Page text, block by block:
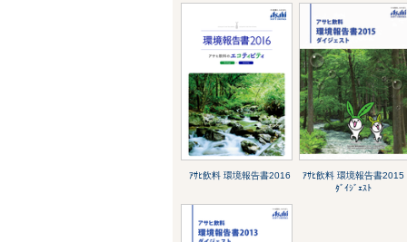
ｱｻﾋ飲料 環境報告書2016
ｱｻﾋ飲料 環境報告書2015
ﾀﾞｲｼﾞｪｽﾄ